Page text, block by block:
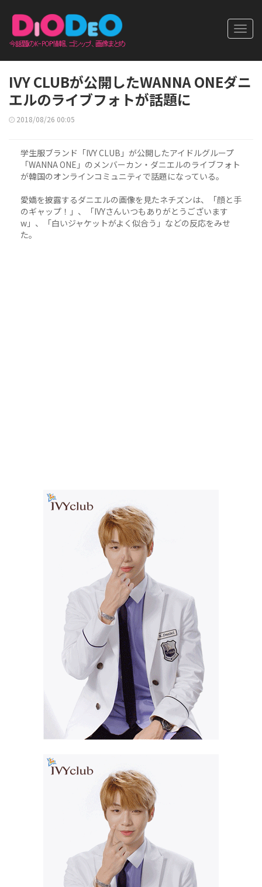
IVY CLUBが公開したWANNA ONEダニ
エルのライブフォトが話題に
2018/08/26 00:05
学生服ブランド「IVY CLUB」が公開したアイドルグループ
「WANNA ONE」のメンバーカン・ダニエルのライブフォト
が韓国のオンラインコミュニティで話題になっている。
愛嬌を披露するダニエルの画像を見たネチズンは、「顔と手
のギャップ！」、「IVYさんいつもありがとうございます
w」、「白いジャケットがよく似合う」などの反応をみせ
た。